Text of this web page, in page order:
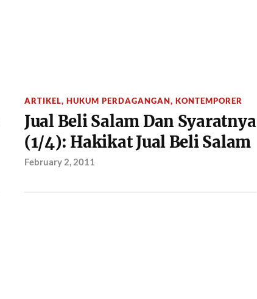
ARTIKEL, HUKUM PERDAGANGAN, KONTEMPORER
Jual Beli Salam Dan Syaratnya
(1/4): Hakikat Jual Beli Salam
February 2, 2011